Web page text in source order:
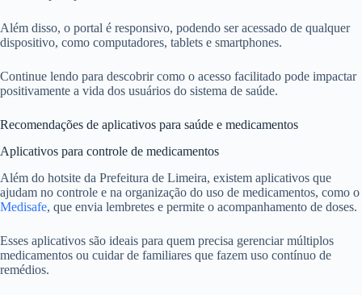
Além disso, o portal é responsivo, podendo ser acessado de qualquer
dispositivo, como computadores, tablets e smartphones.
Continue lendo para descobrir como o acesso facilitado pode impactar
positivamente a vida dos usuários do sistema de saúde.
Recomendações de aplicativos para saúde e medicamentos
Aplicativos para controle de medicamentos
Além do hotsite da Prefeitura de Limeira, existem aplicativos que
ajudam no controle e na organização do uso de medicamentos, como o
Medisafe, que envia lembretes e permite o acompanhamento de doses.
Esses aplicativos são ideais para quem precisa gerenciar múltiplos
medicamentos ou cuidar de familiares que fazem uso contínuo de
remédios.